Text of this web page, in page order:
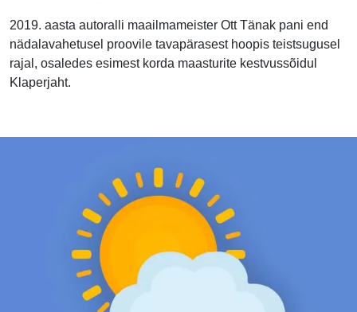
2019. aasta autoralli maailmameister Ott Tänak pani end
nädalavahetusel proovile tavapärasest hoopis teistsugusel
rajal, osaledes esimest korda maasturite kestvussõidul
Klaperjaht.